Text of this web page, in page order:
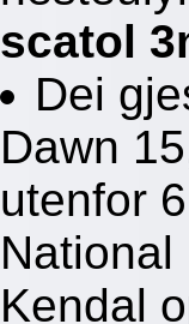
scatol
Dei
Dawn
utenfor
Kendal